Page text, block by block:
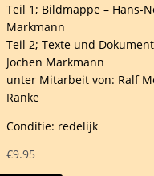
Teil 1; Bildmappe – Hans-
Markmann
Teil 2; Texte und
Jochen Markmann
unter Mitarbeit von: Ralf
Ranke
Conditie: redelijk
€9.95